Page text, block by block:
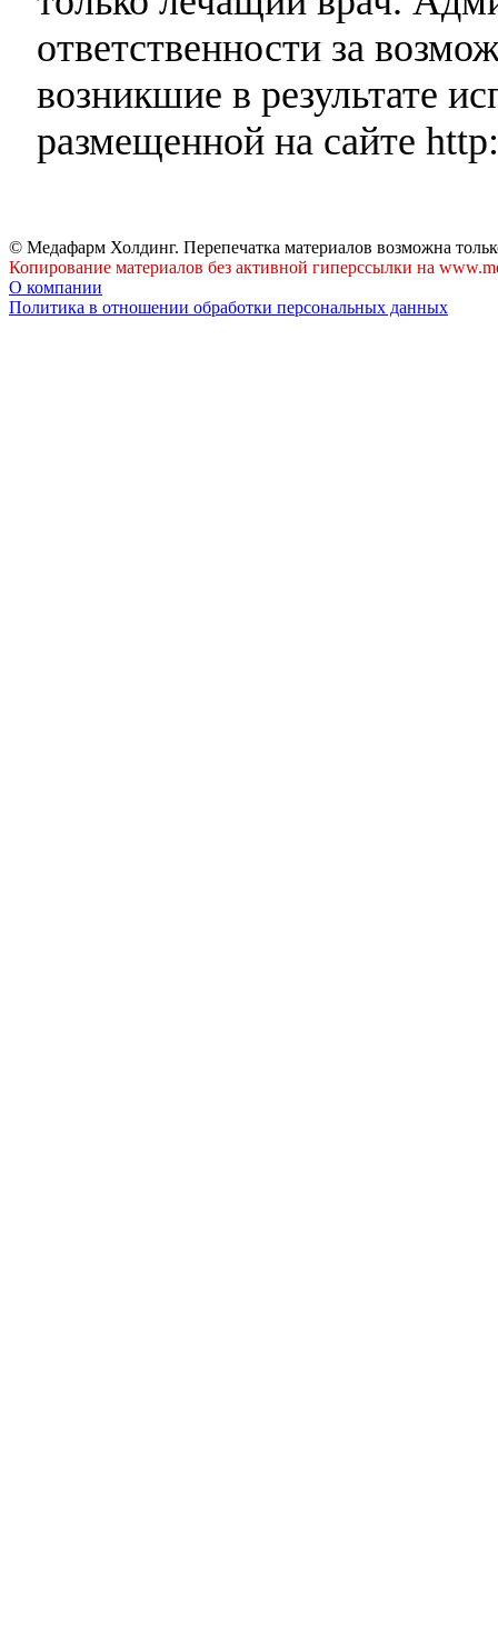
ответственности за
возникшие в результате
размещенной на сайте
© Медафарм Холдинг. Перепечатка материалов возможна
Копирование материалов без активной гиперссылки на
О компании
Политика в отношении обработки персональных данных